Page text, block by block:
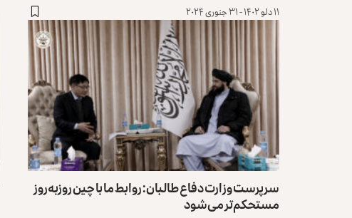
۱۱ دلو ۱۴۰۲ - ۳۱ جنوری ۲۰۲۴
سرپرست وزارت دفاع طالبان: روابط ما با چین روزبه‌روز
مستحکم‌تر می‌شود